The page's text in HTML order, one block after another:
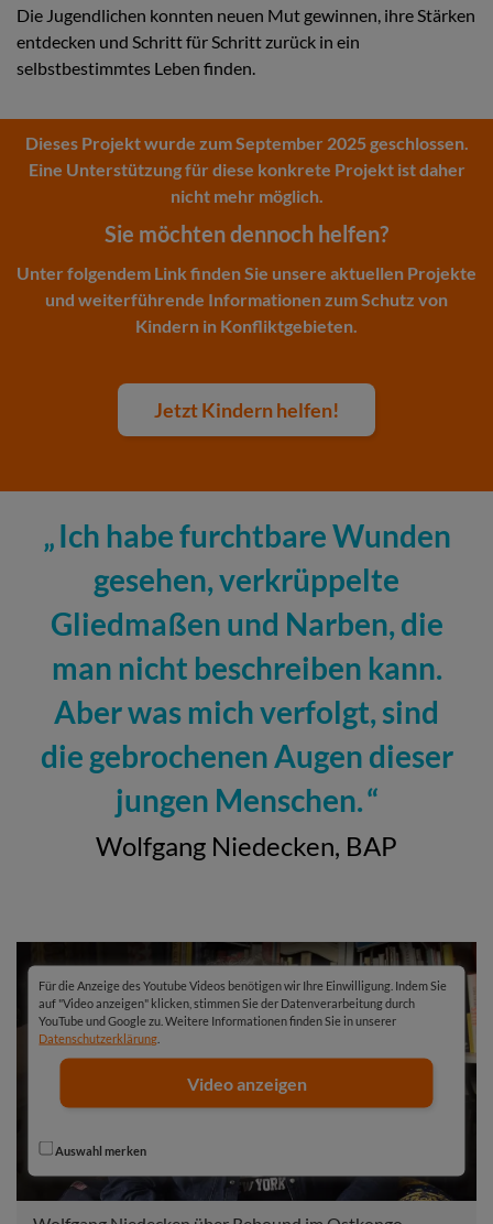
Die Jugendlichen konnten neuen Mut gewinnen, ihre Stärken
entdecken und Schritt für Schritt zurück in ein
selbstbestimmtes Leben finden.
Dieses Projekt wurde zum September 2025 geschlossen.
Eine Unterstützung für diese konkrete Projekt ist daher
nicht mehr möglich.
Sie möchten dennoch helfen?
Unter folgendem Link finden Sie unsere aktuellen Projekte
und weiterführende Informationen zum Schutz von
Kindern in Konfliktgebieten.
Jetzt Kindern helfen!
Ich habe furchtbare Wunden
gesehen, verkrüppelte
Gliedmaßen und Narben, die
man nicht beschreiben kann.
Aber was mich verfolgt, sind
die gebrochenen Augen dieser
jungen Menschen.
Wolfgang Niedecken, BAP
Für die Anzeige des Youtube Videos benötigen wir Ihre Einwilligung. Indem Sie
auf "Video anzeigen" klicken, stimmen Sie der Datenverarbeitung durch
YouTube und Google zu. Weitere Informationen finden Sie in unserer
Datenschutzerklärung
Video anzeigen
Auswahl merken